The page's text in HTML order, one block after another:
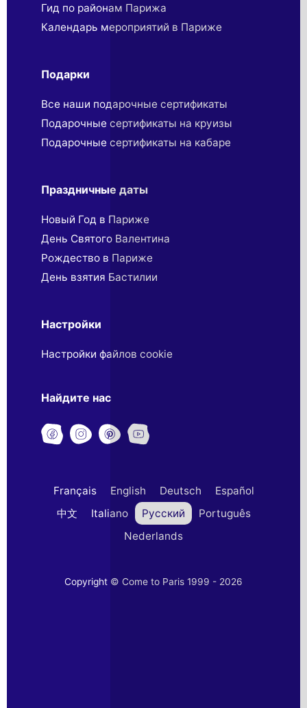
Гид по районам Парижа
Календарь мероприятий в Париже
Подарки
Все наши подарочные сертификаты
Подарочные сертификаты на круизы
Подарочные сертификаты на кабаре
Праздничные даты
Новый Год в Париже
День Святого Валентина
Рождество в Париже
День взятия Бастилии
Настройки
Настройки файлов cookie
Найдите нас
Français English Deutsch
Español
中文
Italiano Русский
Português
Nederlands
Copyright © Come to Paris 1999 - 2026